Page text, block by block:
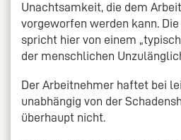
Unachtsamkeit, die dem
vorgeworfen werden kann.
spricht hier von einem
der menschlichen
Der Arbeitnehmer haftet bei
unabhängig von der
überhaupt nicht.